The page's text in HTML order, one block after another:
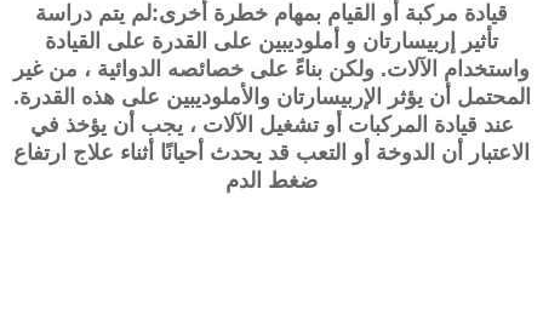
قيادة مركبة أو القيام بمهام خطرة أخرى:لم يتم دراسة
تأثير
إربيسارتان و أملوديبين على القدرة على القيادة
واستخدام الآلات. ولكن بناءً على خصائصه الدوائية ، من غير
المحتمل أن يؤثر الإربيسارتان والأملوديبين على هذه القدرة.
عند قيادة المركبات أو تشغيل الآلات ، يجب أن يؤخذ في
الاعتبار أن الدوخة أو التعب قد يحدث أحيانًا أثناء علاج ارتفاع
ضغط الدم